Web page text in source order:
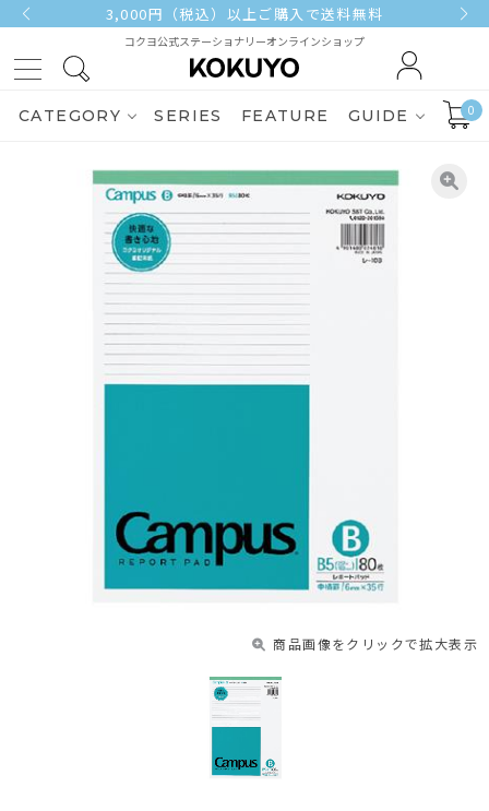
3,000円（税込）以上ご購入で送料無料
コクヨ公式ステーショナリーオンラインショップ
CATEGORY SERIES FEATURE GUIDE 0
商品画像をクリックで拡大表示